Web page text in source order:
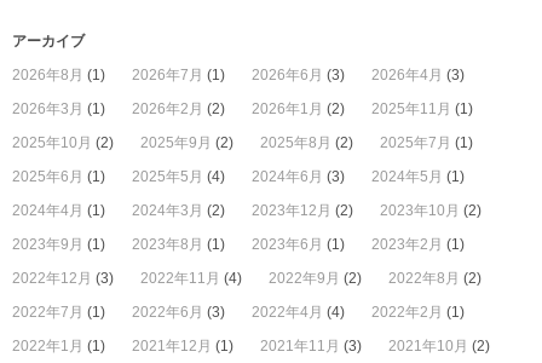
アーカイブ
2026年8月 (1) 2026年7月 (1) 2026年6月 (3) 2026年4月 (3)
2026年3月 (1) 2026年2月 (2) 2026年1月 (2) 2025年11月 (1)
2025年10月 (2) 2025年9月 (2) 2025年8月 (2) 2025年7月 (1)
2025年6月 (1) 2025年5月 (4) 2024年6月 (3) 2024年5月 (1)
2024年4月 (1) 2024年3月 (2) 2023年12月 (2) 2023年10月 (2)
2023年9月 (1) 2023年8月 (1) 2023年6月 (1) 2023年2月 (1)
2022年12月 (3) 2022年11月 (4) 2022年9月 (2) 2022年8月 (2)
2022年7月 (1) 2022年6月 (3) 2022年4月 (4) 2022年2月 (1)
2022年1月 (1) 2021年12月 (1) 2021年11月 (3) 2021年10月 (2)